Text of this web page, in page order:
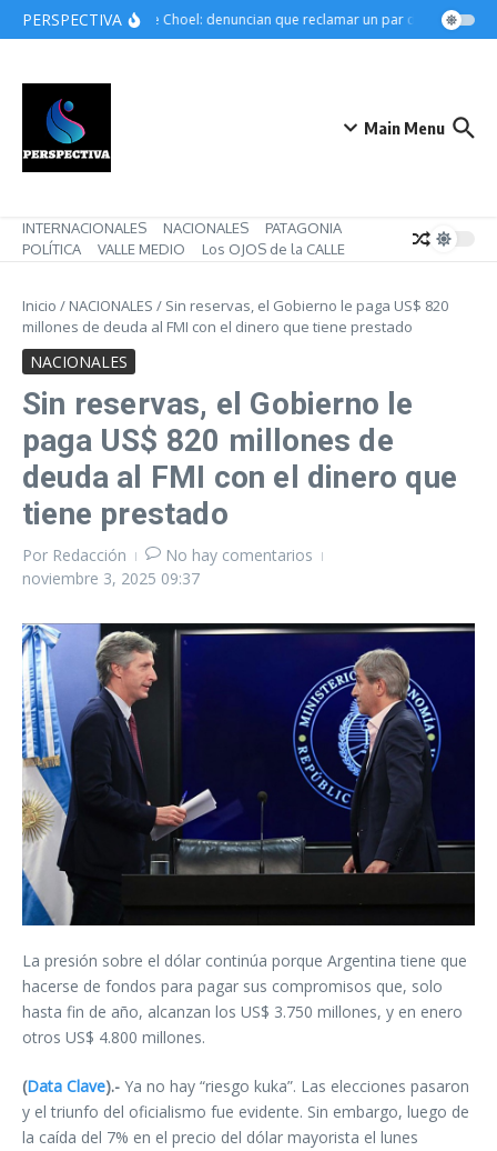
Saltar al contenido
PERSPECTIVAChoele Choel: denuncian que reclamar un par de botines
Main Menu
INTERNACIONALES NACIONALES
PATAGONIA
POLÍTICA
VALLE MEDIO Los OJOS de la CALLE
Inicio / NACIONALES / Sin reservas, el Gobierno le paga US$ 820
millones de deuda al FMI con el dinero que tiene prestado
NACIONALES
Sin reservas, el Gobierno le
paga US$ 820 millones de
deuda al FMI con el dinero que
tiene prestado
Por Redacción
No hay comentarios
noviembre 3, 2025 09:37
La presión sobre el dólar continúa porque Argentina tiene que
hacerse de fondos para pagar sus compromisos que, solo
hasta fin de año, alcanzan los US$ 3.750 millones, y en enero
otros US$ 4.800 millones.
(Data Clave).- Ya no hay “riesgo kuka”. Las elecciones pasaron
y el triunfo del oficialismo fue evidente. Sin embargo, luego de
la caída del 7% en el precio del dólar mayorista el lunes